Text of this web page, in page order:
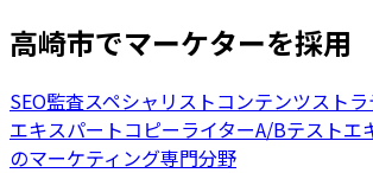
高崎市でマーケターを採用
SEO監査スペシャリストコンテンツスト
エキスパートコピーライターA/Bテストエ
のマーケティング専門分野